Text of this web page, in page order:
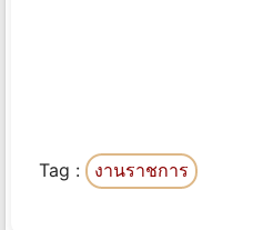
Tag : งานราชการ